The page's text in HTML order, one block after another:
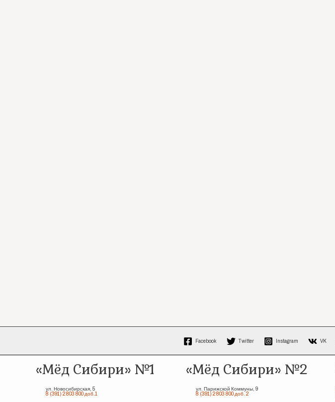
Facebook Twitter Instagram VK
«Мёд Сибири» №1
ул. Новосибирская, 5
8 (391) 2 803 800 доб.1
«Мёд Сибири» №2
ул. Парижской Коммуны, 9
8 (391) 2 803 800 доб. 2